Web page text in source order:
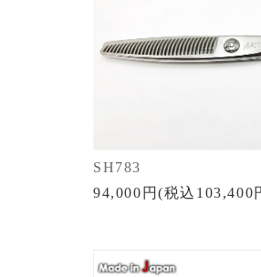
SH783
94,000円(税込103,400